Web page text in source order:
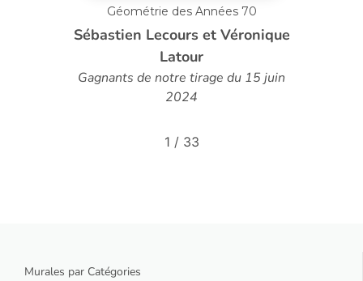
Pissenlit au Vent sur Mesure
Louise Poirier
2 / 33
Murales par Catégories